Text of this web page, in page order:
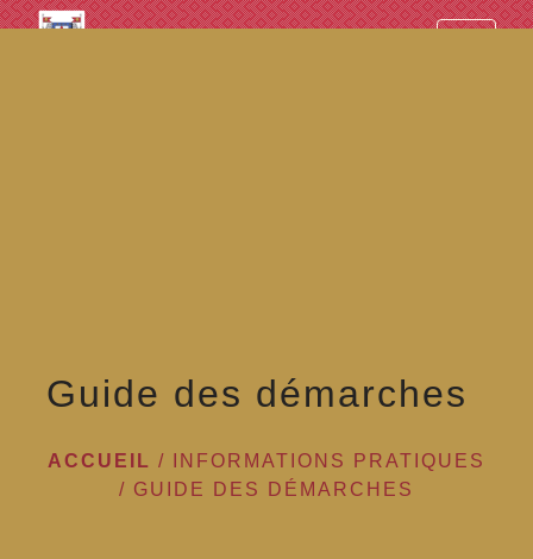
googled7e4d5fb082cc1df.html
Guide des démarches
ACCUEIL /
INFORMATIONS PRATIQUES
/ GUIDE DES DÉMARCHES